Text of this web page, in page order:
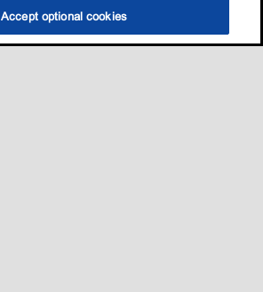
选油助手 查找门店
Accept optional cookies